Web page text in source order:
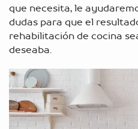
que necesita, le
dudas para que el
rehabilitación de cocina
deseaba.